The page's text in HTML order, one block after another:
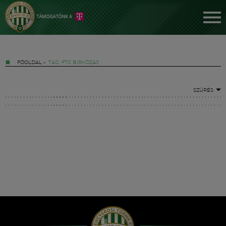
FŐOLDAL » TAG: FTC BIRKÓZÁS
SZŰRÉS
Hírek